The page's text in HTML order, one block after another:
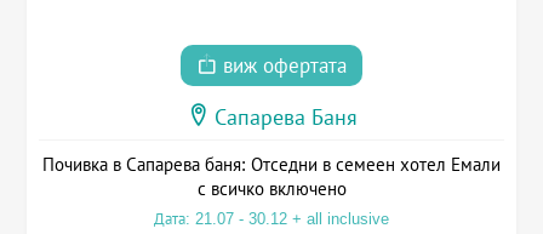
виж офертата
Сапарева Баня
Почивка в Сапарева баня: Отседни в семеен хотел Емали
с всичко включено
Дата: 21.07 - 30.12 + all inclusive